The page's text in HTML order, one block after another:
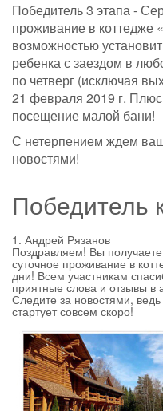
Победитель 3 этапа -
проживание в коттедже
возможностью
ребенка с заездом в
по четверг (исключая
21 февраля 2019 г.
посещение малой бани!
С нетерпением ждем
новостями!
Победитель
1. Андрей Рязанов
Поздравляем! Вы
суточное проживание в
дни! Всем участникам
приятные слова и отзывы в
Следите за новостями,
стартует совсем скоро!